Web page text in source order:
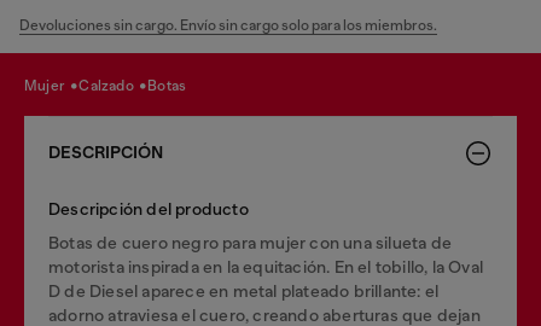
Devoluciones sin cargo. Envío sin cargo solo para los miembros.
mujer calzado botas
DESCRIPCIÓN
Descripción del producto
Botas de cuero negro para mujer con una silueta de
motorista inspirada en la equitación. En el tobillo, la Oval
D de Diesel aparece en metal plateado brillante: el
adorno atraviesa el cuero, creando aberturas que dejan